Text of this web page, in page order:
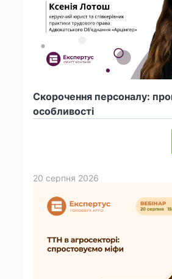
Скорочення персоналу:
особливості
20 серпня 2026